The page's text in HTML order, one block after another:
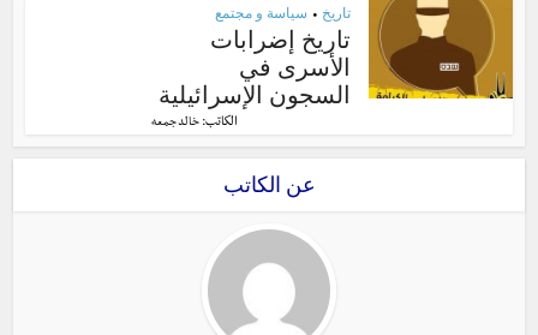
تاريخ • سياسة و مجتمع
تاريخ إضرابات
الأسرى في
السجون الإسرائيلية
الكاتب:خالد جمعه
عن الكاتب